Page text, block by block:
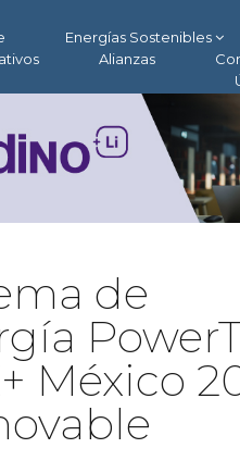
Energías Sostenibles
Alianzas
de
México